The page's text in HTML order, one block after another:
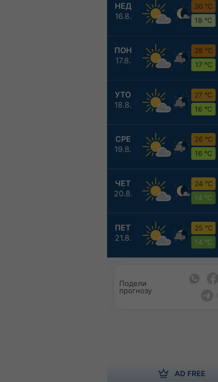
НЕД
16.8.
30 °C
18 °C
ПОН
17.8.
28 °C
17 °C
УТО
18.8.
27 °C
16 °C
СРЕ
19.8.
26 °C
16 °C
ЧЕТ
20.8.
24 °C
14 °C
ПЕТ
21.8.
25 °C
14 °C
Подели
прогнозу
AD FREE